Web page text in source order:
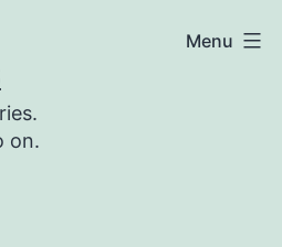
on.
Menu